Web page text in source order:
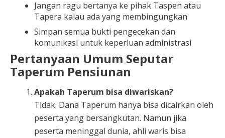
Jangan ragu bertanya ke pihak Taspen atau
Tapera kalau ada yang membingungkan
Simpan semua bukti pengecekan dan
komunikasi untuk keperluan administrasi
Pertanyaan Umum Seputar
Taperum Pensiunan
Apakah Taperum bisa diwariskan?
Tidak. Dana Taperum hanya bisa dicairkan oleh
peserta yang bersangkutan. Namun jika
peserta meninggal dunia, ahli waris bisa